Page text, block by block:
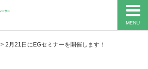
MENU
> 2月21日にEGセミナーを開催します！